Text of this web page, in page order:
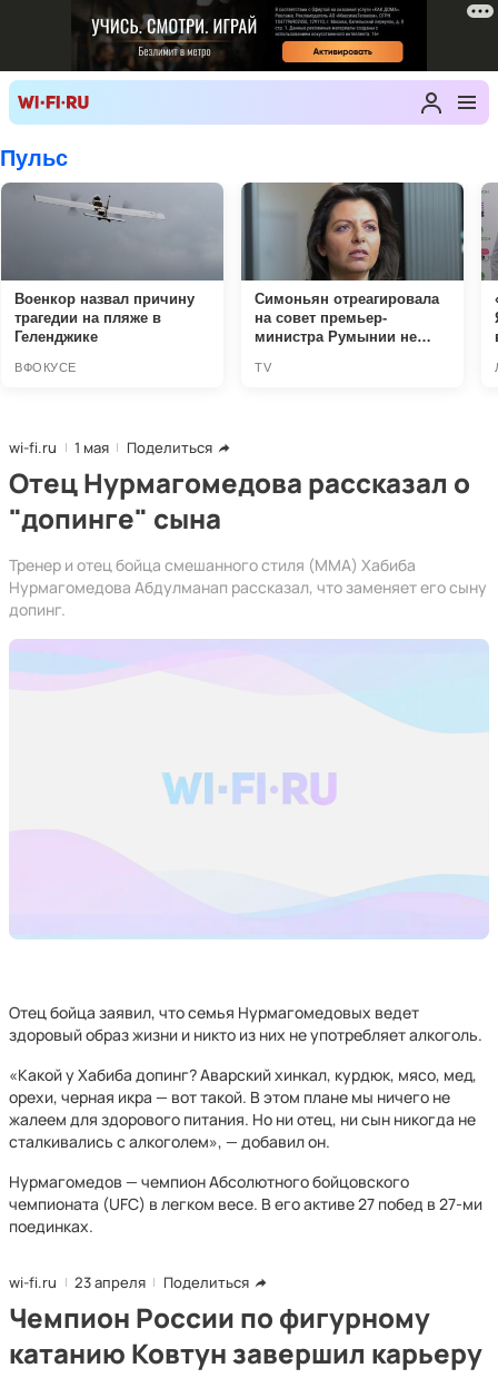
wi-fi.ru 1 мая Поделиться
Отец Нурмагомедова рассказал о
"допинге" сына
Тренер и отец бойца смешанного стиля (ММА) Хабиба
Нурмагомедова Абдулманап рассказал, что заменяет его сыну
допинг.
Отец бойца заявил, что семья Нурмагомедовых ведет
здоровый образ жизни и никто из них не употребляет алкоголь.
«Какой у Хабиба допинг? Аварский хинкал, курдюк, мясо, мед,
орехи, черная икра — вот такой. В этом плане мы ничего не
жалеем для здорового питания. Но ни отец, ни сын никогда не
сталкивались с алкоголем», — добавил он.
Нурмагомедов — чемпион Абсолютного бойцовского
чемпионата (UFC) в легком весе. В его активе 27 побед в 27-ми
поединках.
wi-fi.ru 23 апреля Поделиться
Чемпион России по фигурному
катанию Ковтун завершил карьеру